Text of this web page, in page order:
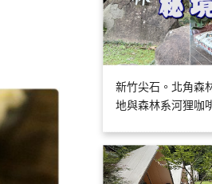
新竹尖石。北角森
地與森林系河狸咖